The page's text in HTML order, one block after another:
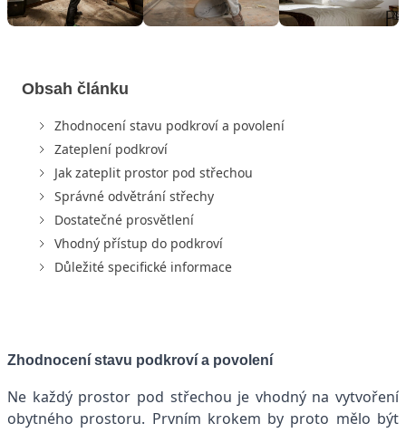
Obsah článku
Zhodnocení stavu podkroví a povolení
Zateplení podkroví
Jak zateplit prostor pod střechou
Správné odvětrání střechy
Dostatečné prosvětlení
Vhodný přístup do podkroví
Důležité specifické informace
Zhodnocení stavu podkroví a povolení
Ne každý prostor pod střechou je vhodný na vytvoření
obytného prostoru. Prvním krokem by proto mělo být